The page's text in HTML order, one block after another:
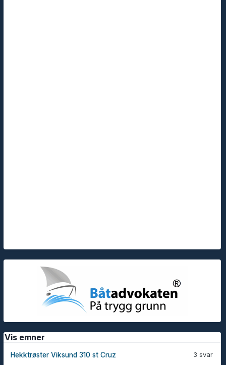
Vis emner
3 svar
Hekktrøster Viksund 310 st Cruz